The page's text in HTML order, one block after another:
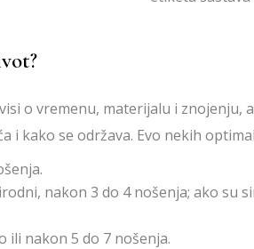
o vremenu, materijalu i znojenju,
i kako se održava. Evo nekih
nakon 3 do 4 nošenja; ako su
ili nakon 5 do 7 nošenja.